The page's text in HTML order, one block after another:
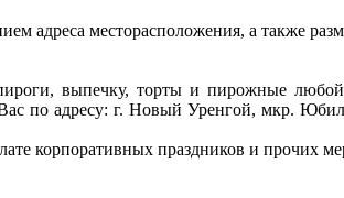
адреса месторасположения, а также
выпечку, торты и пирожные
по адресу: г. Новый Уренгой, мкр.
корпоративных праздников и прочих